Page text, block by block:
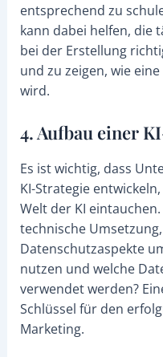
entsprechend zu
kann dabei helfen, die
bei der Erstellung
und zu zeigen, wie
wird.
4. Aufbau einer
Es ist wichtig, dass
KI-Strategie
Welt der KI
technische
Datenschutzaspekte
nutzen und welche
verwendet werden?
Schlüssel für den
Marketing.